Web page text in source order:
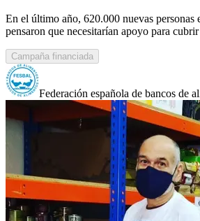
En el último año, 620.000 nuevas personas
pensaron que necesitarían apoyo para
Campaña financiada
Federación española de bancos de